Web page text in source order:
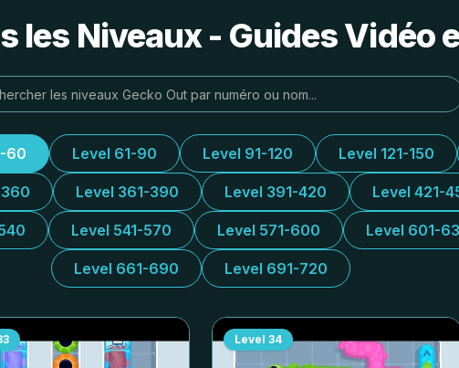
les Niveaux - Guides Vidéo
60 Level 61-90 Level 91-120 Level 121-150
Level 361-390 Level 391-420 Level 421-
Level 541-570 Level 571-600 Level 601-
Level 661-690 Level 691-720
Level 34